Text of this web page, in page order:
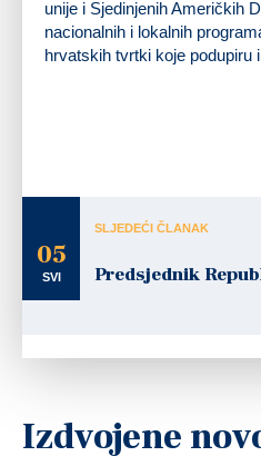
unije i Sjedinjenih Američkih
nacionalnih i lokalnih
hrvatskih tvrtki koje podupiru
05
SVI
SLJEDEĆI ČLANAK
Predsjednik
Izdvojene